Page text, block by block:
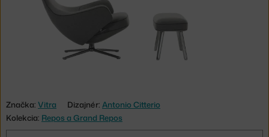
Značka: Vitra Dizajnér: Antonio Citterio
Kolekcia: Repos a Grand Repos